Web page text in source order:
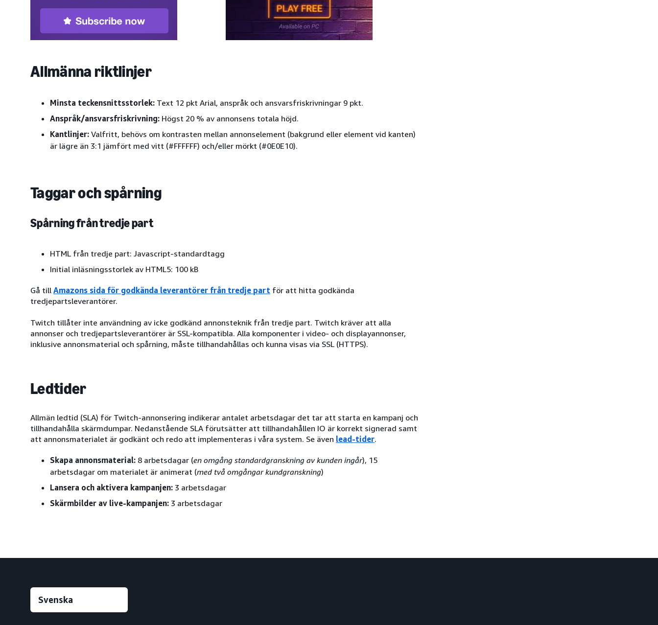
Allmänna riktlinjer
Minsta teckensnittsstorlek: Text 12 pkt Arial, anspråk och ansvarsfriskrivningar 9 pkt.
Anspråk/ansvarsfriskrivning: Högst 20 % av annonsens totala höjd.
Kantlinjer: Valfritt, behövs om kontrasten mellan annonselement (bakgrund eller element vid kanten)
är lägre än 3:1 jämfört med vitt (#FFFFFF) och/eller mörkt (#0E0E10).
Taggar och spårning
Spårning från tredje part
HTML från tredje part: Javascript-standardtagg
Initial inläsningsstorlek av HTML5: 100 kB
Gå till Amazons sida för godkända leverantörer från tredje part för att hitta godkända
tredjepartsleverantörer.
Twitch tillåter inte användning av icke godkänd annonsteknik från tredje part. Twitch kräver att alla
annonser och tredjepartsleverantörer är SSL-kompatibla. Alla komponenter i video- och displayannonser,
inklusive annonsmaterial och spårning, måste tillhandahållas och kunna visas via SSL (HTTPS).
Ledtider
Allmän ledtid (SLA) för Twitch-annonsering indikerar antalet arbetsdagar det tar att starta en kampanj och
tillhandahålla skärmdumpar. Nedanstående SLA förutsätter att tillhandahållen IO är korrekt signerad samt
att annonsmaterialet är godkänt och redo att implementeras i våra system. Se även lead-tider.
Skapa annonsmaterial: 8 arbetsdagar (en omgång standardgranskning av kunden ingår), 15
arbetsdagar om materialet är animerat (med två omgångar kundgranskning)
Lansera och aktivera kampanjen: 3 arbetsdagar
Skärmbilder av live-kampanjen: 3 arbetsdagar